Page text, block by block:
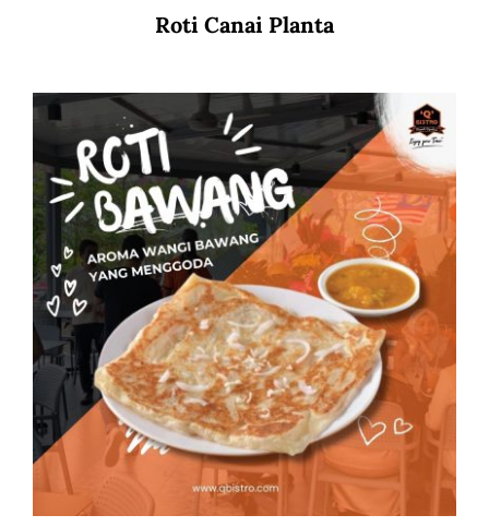
Roti Canai Planta